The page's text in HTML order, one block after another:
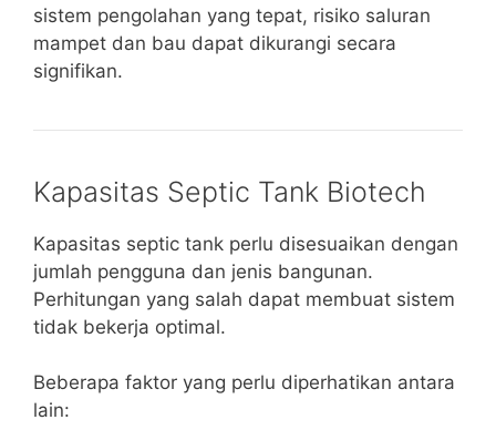
sistem pengolahan yang tepat, risiko saluran
mampet dan bau dapat dikurangi secara
signifikan.
Kapasitas Septic Tank Biotech
Kapasitas septic tank perlu disesuaikan dengan
jumlah pengguna dan jenis bangunan.
Perhitungan yang salah dapat membuat sistem
tidak bekerja optimal.
Beberapa faktor yang perlu diperhatikan antara
lain: